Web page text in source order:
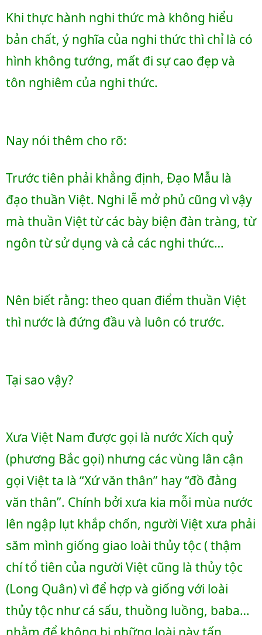
Khi thực hành nghi thức mà không hiểu
bản chất, ý nghĩa của nghi thức thì chỉ là có
hình không tướng, mất đi sự cao đẹp và
tôn nghiêm của nghi thức.
Nay nói thêm cho rõ:
Trước tiên phải khẳng định, Đạo Mẫu là
đạo thuần Việt. Nghi lễ mở phủ cũng vì vậy
mà thuần Việt từ các bày biện đàn tràng, từ
ngôn từ sử dụng và cả các nghi thức…
Nên biết rằng: theo quan điểm thuần Việt
thì nước là đứng đầu và luôn có trước.
Tại sao vậy?
Xưa Việt Nam được gọi là nước Xích quỷ
(phương Bắc gọi) nhưng các vùng lân cận
gọi Việt ta là “Xứ văn thân” hay “đồ đằng
văn thân”. Chính bởi xưa kia mỗi mùa nước
lên ngập lụt khắp chốn, người Việt xưa phải
săm mình giống giao loài thủy tộc ( thậm
chí tổ tiên của người Việt cũng là thủy tộc
(Long Quân) vì để hợp và giống với loài
thủy tộc như cá sấu, thuồng luồng, baba…